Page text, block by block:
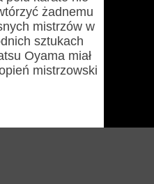
żadnemu
mistrzów w
sztukach
Oyama miał
mistrzowski